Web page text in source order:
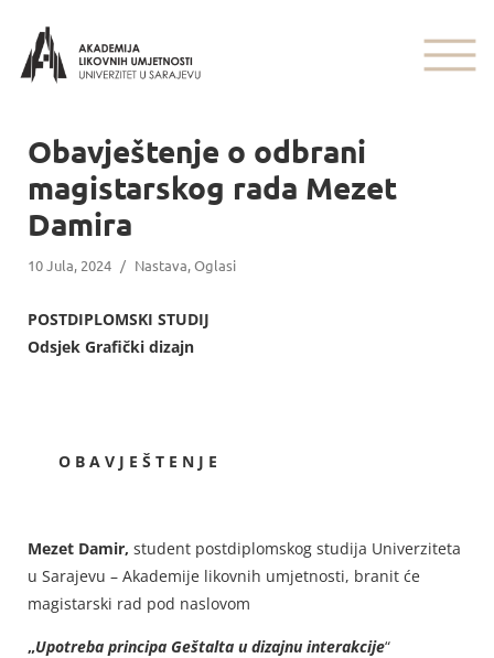
Obavještenje o odbrani
magistarskog rada Mezet
Damira
10 Jula, 2024 / Nastava,Oglasi
POSTDIPLOMSKI STUDIJ
Odsjek Grafički dizajn
O B A V J E Š T E N J E
Mezet Damir, student postdiplomskog studija Univerziteta
u Sarajevu – Akademije likovnih umjetnosti, branit će
magistarski rad pod naslovom
„Upotreba principa Geštalta u dizajnu interakcije“